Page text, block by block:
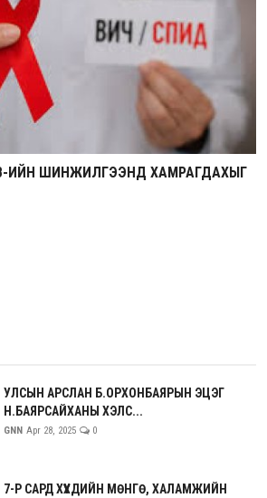
ИЙН ШИНЖИЛГЭЭНД ХАМРАГДАХЫГ
УЛСЫН АРСЛАН Б.ОРХОНБАЯРЫН ЭЦЭГ
Н.БАЯРСАЙХАНЫ ХЭЛС...
GNN Apr 28, 2025 0
7-Р САРД ХҮҮХДИЙН МӨНГӨ, ХАЛАМЖИЙН